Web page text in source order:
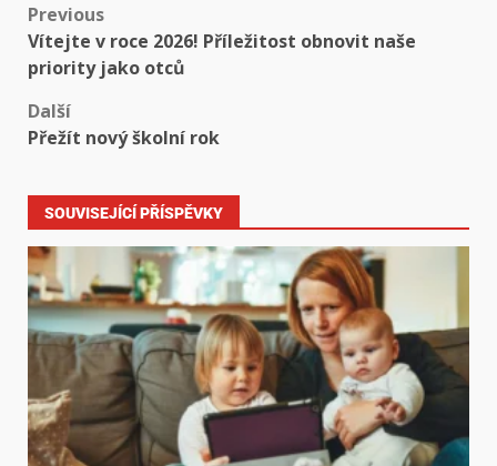
Previous
Vítejte v roce 2026! Příležitost obnovit naše
priority jako otců
Další
Přežít nový školní rok
SOUVISEJÍCÍ PŘÍSPĚVKY